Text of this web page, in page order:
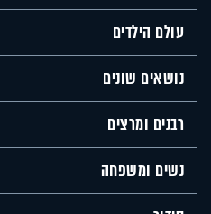
עולם הילדים
נושאים שונים
רבנים ומרצים
נשים ומשפחה